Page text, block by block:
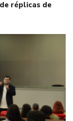
réplicas de